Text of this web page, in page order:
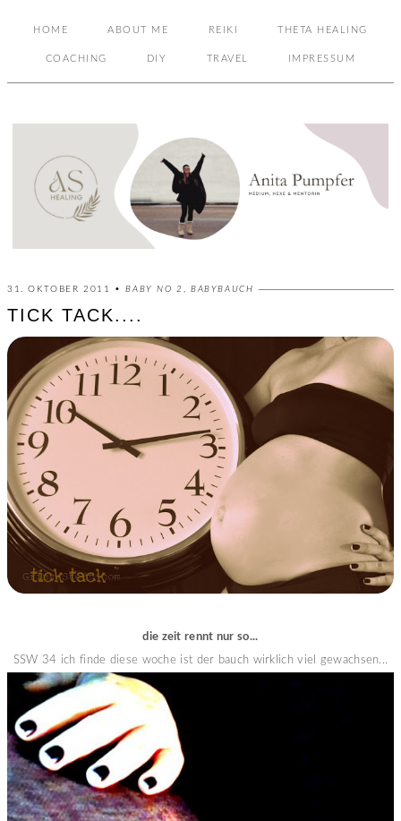
HOME ABOUT ME REIKI THETA HEALING
COACHING DIY TRAVEL IMPRESSUM
31. OKTOBER 2011 •BABY NO 2 ,BABYBAUCH
TICK TACK....
die zeit rennt nur so...
SSW 34 ich finde diese woche ist der bauch wirklich viel gewachsen...